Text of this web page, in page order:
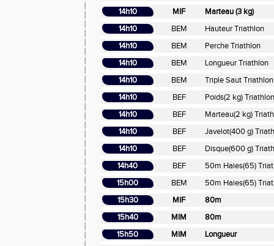
14h10
MIF
Marteau (3 kg)
14h10
BEM
Hauteur Triathlon
14h10
BEM
Perche Triathlon
14h10
BEM
Longueur Triathlon
14h10
BEM
Triple Saut Triathlon
14h10
BEF
Poids(2 kg) Triathlon
14h10
BEF
Marteau(2 kg)
14h10
BEF
Javelot(400 g)
14h10
BEF
Disque(600 g)
14h40
BEF
50m Haies(65)
15h00
BEM
50m Haies(65)
15h30
MIF
80m
15h40
MIM
80m
15h50
MIM
Longueur